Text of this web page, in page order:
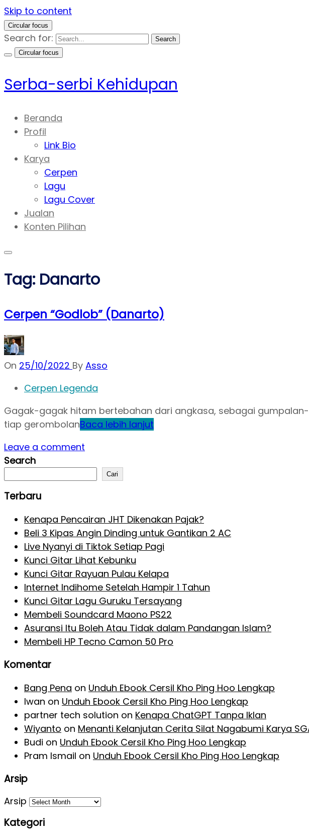
Skip to content
Circular focus
Search for:
Search
Circular focus
Serba-serbi Kehidupan
Beranda
Profil
Link Bio
Karya
Cerpen
Lagu
Lagu Cover
Jualan
Konten Pilihan
Tag: Danarto
Cerpen “Godlob” (Danarto)
On 25/10/2022 By Asso
Cerpen Legenda
Gagak-gagak hitam bertebahan dari angkasa, sebagai
tiap gerombolanBaca lebih lanjut
Leave a comment
Search
Cari
Terbaru
Kenapa Pencairan JHT Dikenakan Pajak?
Beli 3 Kipas Angin Dinding untuk Gantikan 2 AC
Live Nyanyi di Tiktok Setiap Pagi
Kunci Gitar Lihat Kebunku
Kunci Gitar Rayuan Pulau Kelapa
Internet Indihome Setelah Hampir 1 Tahun
Kunci Gitar Lagu Guruku Tersayang
Membeli Soundcard Maono PS22
Asuransi Itu Boleh Atau Tidak dalam Pandangan Islam?
Membeli HP Tecno Camon 50 Pro
Komentar
Bang Pena on Unduh Ebook Cersil Kho Ping Hoo Lengkap
Iwan on Unduh Ebook Cersil Kho Ping Hoo Lengkap
partner tech solution on Kenapa ChatGPT Tanpa Iklan
Wiyanto on Menanti Kelanjutan Cerita Silat Nagabumi Karya
Budi on Unduh Ebook Cersil Kho Ping Hoo Lengkap
Pram Ismail on Unduh Ebook Cersil Kho Ping Hoo Lengkap
Arsip
Arsip
Kategori